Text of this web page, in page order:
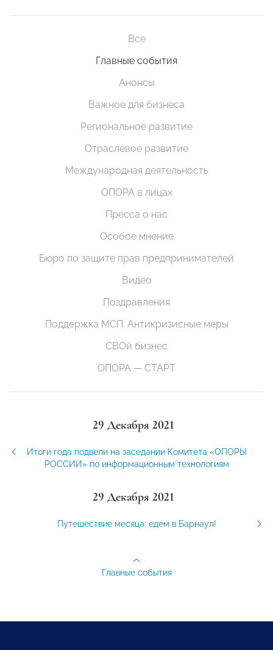
Все
Главные события
Анонсы
Важное для бизнеса
Региональное развитие
Отраслевое развитие
Международная деятельность
ОПОРА в лицах
Пресса о нас
Особое мнение
Бюро по защите прав предпринимателей
Видео
Поздравления
Поддержка МСП. Антикризисные меры
СВОй бизнес
ОПОРА — СТАРТ
29 Декабря 2021
Итоги года подвели на заседании Комитета «ОПОРЫ
РОССИИ» по информационным технологиям
29 Декабря 2021
Путешествие месяца: едем в Барнаул!
Главные события